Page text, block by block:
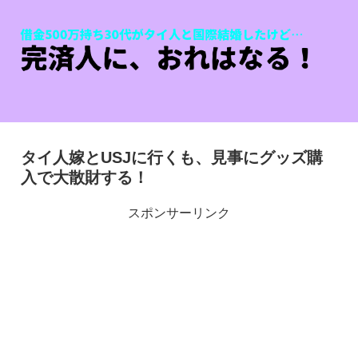
タイ人嫁とUSJに行くも、見事にグッズ購
入で大散財する！
スポンサーリンク